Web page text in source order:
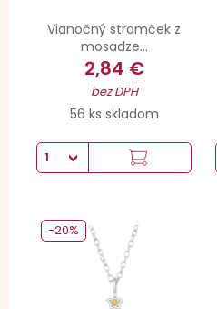
Vianočný stromček z
mosadze...
2,84 €
bez DPH
56 ks skladom
-20%